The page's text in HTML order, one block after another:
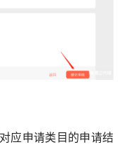
应申请类目的申请结